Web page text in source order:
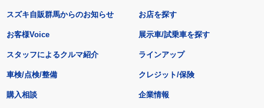
スズキ自販群馬からのお知らせ
お客様Voice
スタッフによるクルマ紹介
お店を探す
展示車/試乗車を探す
ラインアップ
車検/点検/整備 クレジット/保険
購入相談 企業情報